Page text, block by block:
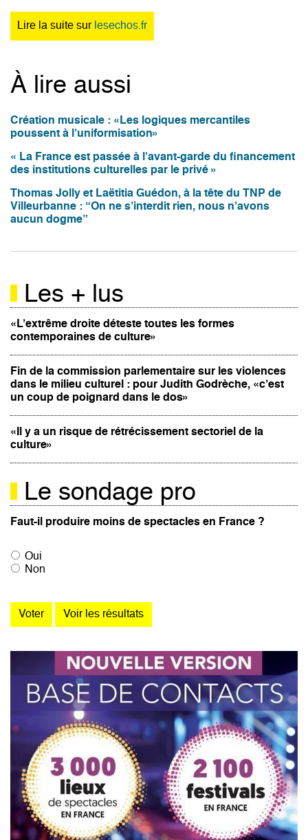
Lire la suite sur lesechos.fr
À lire aussi
Création musicale : «Les logiques mercantiles
poussent à l’uniformisation»
« La France est passée à l’avant-garde du financement
des institutions culturelles par le privé »
Thomas Jolly et Laëtitia Guédon, à la tête du TNP de
Villeurbanne : “On ne s’interdit rien, nous n’avons
aucun dogme”
Les + lus
«L’extrême droite déteste toutes les formes
contemporaines de culture»
Fin de la commission parlementaire sur les violences
dans le milieu culturel : pour Judith Godrèche, «c’est
un coup de poignard dans le dos»
«Il y a un risque de rétrécissement sectoriel de la
culture»
Le sondage pro
Faut-il produire moins de spectacles en France ?
Oui
Non